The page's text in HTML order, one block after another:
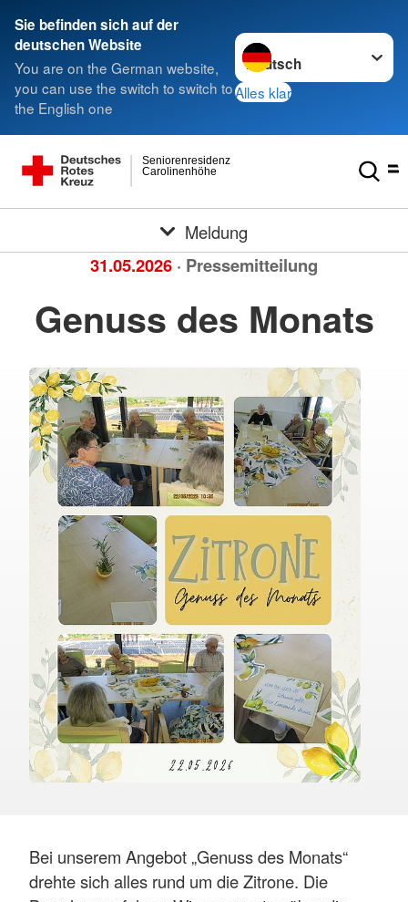
Sie befinden sich auf der
deutschen Website
You are on the German website,
you can use the switch to switch to
the English one
Sprache wechseln zu
Alles klar
Carolinenhöhe
Seniorenresidenz
Meldung
31.05.2026 · Pressemitteilung
Genuss des Monats
Bei unserem Angebot „Genuss des Monats“
drehte sich alles rund um die Zitrone. Die